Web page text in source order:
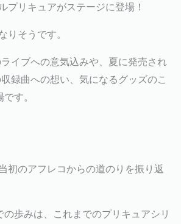
リキュアがステージに登場！
そうです。
イブへの意気込みや、夏に発売され
録曲への想い、気になるグッズのこ
す。
初のアフレコからの道のりを振り返
歩みは、これまでのプリキュアシリ